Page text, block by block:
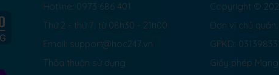
Hotline: 0973 686 401
Thứ 2 - thứ 7: từ 08h30 - 21h00
Email: support@hoc247.vn
Thỏa thuận sử dụng
Copyright ©
Đơn vị chủ
GPKD:
Giấy phép